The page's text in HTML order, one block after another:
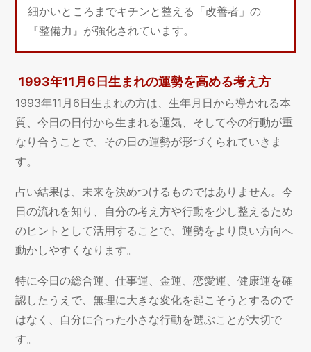
細かいところまでキチンと整える「改善者」の
『整備力』が強化されています。
1993年11月6日生まれの運勢を高める考え方
1993年11月6日生まれの方は、生年月日から導かれる本
質、今日の日付から生まれる運気、そして今の行動が重
なり合うことで、その日の運勢が形づくられていきま
す。
占い結果は、未来を決めつけるものではありません。今
日の流れを知り、自分の考え方や行動を少し整えるため
のヒントとして活用することで、運勢をより良い方向へ
動かしやすくなります。
特に今日の総合運、仕事運、金運、恋愛運、健康運を確
認したうえで、無理に大きな変化を起こそうとするので
はなく、自分に合った小さな行動を選ぶことが大切で
す。